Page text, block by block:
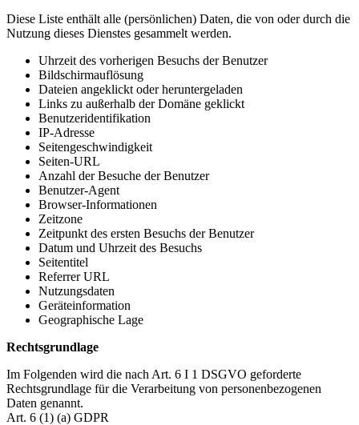
Diese Liste enthält alle (persönlichen) Daten, die von oder durch die
Nutzung dieses Dienstes gesammelt werden.
Uhrzeit des vorherigen Besuchs der Benutzer
Bildschirmauflösung
Dateien angeklickt oder heruntergeladen
Links zu außerhalb der Domäne geklickt
Benutzeridentifikation
IP-Adresse
Seitengeschwindigkeit
Seiten-URL
Anzahl der Besuche der Benutzer
Benutzer-Agent
Browser-Informationen
Zeitzone
Zeitpunkt des ersten Besuchs der Benutzer
Datum und Uhrzeit des Besuchs
Seitentitel
Referrer URL
Nutzungsdaten
Geräteinformation
Geographische Lage
Rechtsgrundlage
Im Folgenden wird die nach Art. 6 I 1 DSGVO geforderte
Rechtsgrundlage für die Verarbeitung von personenbezogenen
Daten genannt.
Art. 6 (1) (a) GDPR